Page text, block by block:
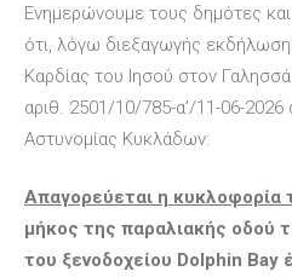
Ενημερώνουμε τους δημότες
ότι, λόγω διεξαγωγής
Καρδίας του Ιησού στον
αριθ. 2501/10/785-α’/11-06-
Αστυνομίας Κυκλάδων:
Απαγορεύεται η κυκλοφορία
μήκος της παραλιακής οδού
του ξενοδοχείου Dolphin Bay